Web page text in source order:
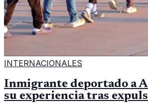
INTERNACIONALES
Inmigrante deportado a
su experiencia tras